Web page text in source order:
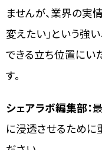
ませんが、業界の実
変えたい」という強
できる立ち位置にい
す。
シェアラボ編集部：
に浸透させるために